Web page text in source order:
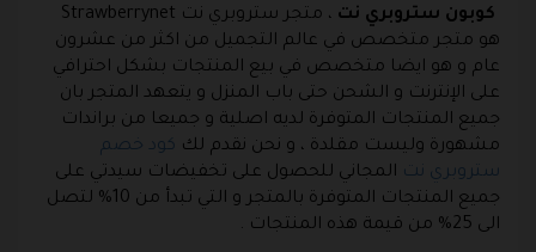
كوبون ستروبري نت
، متجر ستروبري نت Strawberrynet
هو متجر متخصص في عالم التجميل من اكثر من عشرون
عام و هو ايضا متخصص في بيع المنتجات بشكل احترافي
على الإنترنت و الشحن حتى باب المنزل و يتعهد المتجر بان
جميع المنتجات المتوفرة لديه اصلية و جميعا من براندات
مشهورة وليست مقلدة ، و نحن نقدم لك كود خصم
ستروبري نت المجاني للحصول على تخفيضات سيدتي على
جميع المنتجات المتوفرة بالمتجر و التي تبدأ من 10% لتصل
الى 25% من قيمة هذه المنتجات .